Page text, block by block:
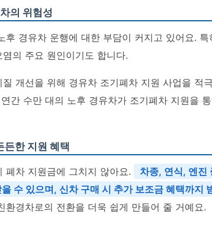
의 위험성
후 경유차 운행에 대한 부담이 커지고 있어요.
의 주요 원인이기도 합니다.
개선을 위해 경유차 조기폐차 지원 사업을 적
간 수만 대의 노후 경유차가 조기폐차 지원을
든한 지원 혜택
폐차 지원금에 그치지 않아요.
차종, 연식, 엔진
수 있으며, 신차 구매 시 추가 보조금 혜택까지
환경차로의 전환을 더욱 쉽게 만들어 줄 거예요.